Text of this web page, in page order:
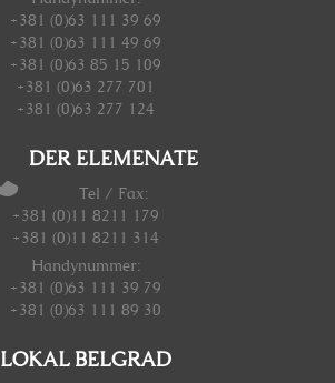
+381 (0)63 111 39 69
+381 (0)63 111 49 69
+381 (0)63 85 15 109
+381 (0)63 277 701
+381 (0)63 277 124
DER ELEMENATE
Tel / Fax:
+381 (0)11 8211 179
+381 (0)11 8211 314
Handynummer:
+381 (0)63 111 39 79
+381 (0)63 111 89 30
LOKAL BELGRAD